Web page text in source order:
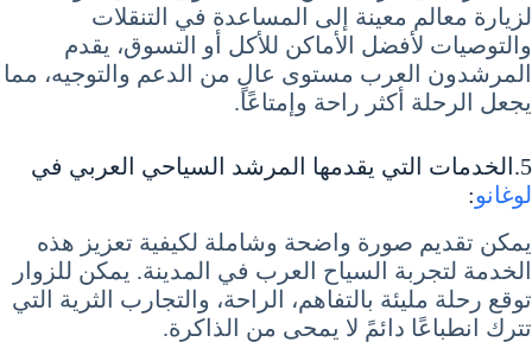
لزيارة معالم معينة إلى المساعدة في التنقلات
والتوصيات لأفضل الأماكن للأكل أو التسوق، يقدم
المرشدون العرب مستوى عالٍ من الدعم والتوجيه، مما
يجعل الرحلة أكثر راحة وإمتاعًا.
5.الخدمات التي يقدمها المرشد السياحي العربي في
لوغانو:
يمكن تقديم صورة واضحة وشاملة لكيفية تعزيز هذه
الخدمة لتجربة السياح العرب في المدينة. يمكن للزوار
توقع رحلة مليئة بالتفاهم، الراحة، والتجارب الثرية التي
تترك انطباعًا دائمً لا يمحى من الذاكرة.